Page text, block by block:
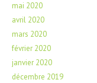
mai 2020
avril 2020
mars 2020
février 2020
janvier 2020
décembre 2019